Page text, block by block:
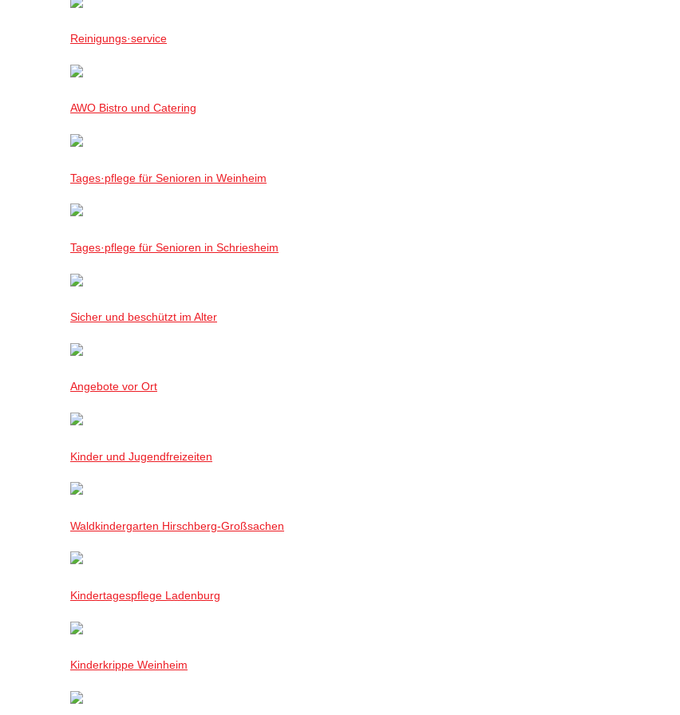
Reinigungs·service
AWO Bistro und Catering
Tages·pflege für Senioren in Weinheim
Tages·pflege für Senioren in Schriesheim
Sicher und beschützt im Alter
Angebote vor Ort
Kinder und Jugendfreizeiten
Waldkindergarten Hirschberg-Großsachen
Kindertagespflege Ladenburg
Kinderkrippe Weinheim